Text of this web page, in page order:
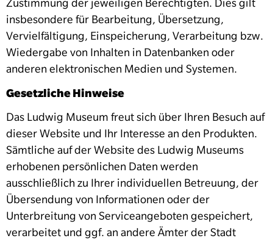
Zustimmung der jeweiligen Berechtigten. Dies gilt
insbesondere für Bearbeitung, Übersetzung,
Vervielfältigung, Einspeicherung, Verarbeitung bzw.
Wiedergabe von Inhalten in Datenbanken oder
anderen elektronischen Medien und Systemen.
Gesetzliche Hinweise
Das Ludwig Museum freut sich über Ihren Besuch auf
dieser Website und Ihr Interesse an den Produkten.
Sämtliche auf der Website des Ludwig Museums
erhobenen persönlichen Daten werden
ausschließlich zu Ihrer individuellen Betreuung, der
Übersendung von Informationen oder der
Unterbreitung von Serviceangeboten gespeichert,
verarbeitet und ggf. an andere Ämter der Stadt